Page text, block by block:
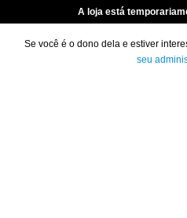
A loja está
Se você é o dono dela e estiver
seu